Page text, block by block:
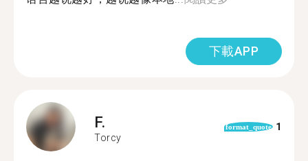
下載APP
F.
Torcy
format_quote 1